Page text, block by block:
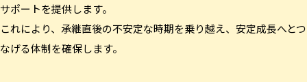
サポートを提供します。
これにより、承継直後の不安定な時期を乗り越え、安定成長へとつ
なげる体制を確保します。